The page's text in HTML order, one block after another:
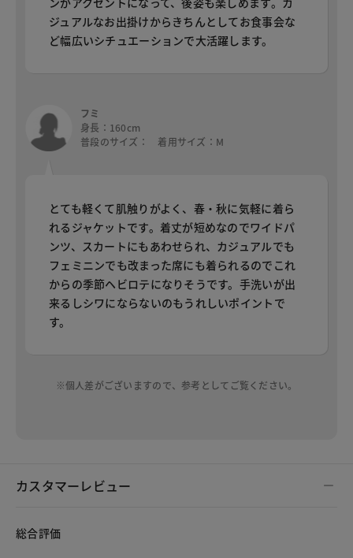
ジュアルなお出掛けからきちんとしてお食事会な
ど幅広いシチュエーションで大活躍します。
フミ
身長：160cm
普段のサイズ： 着用サイズ：M
とても軽くて肌触りがよく、春・秋に気軽に着ら
れるジャケットです。着丈が短めなのでワイドパ
ンツ、スカートにもあわせられ、カジュアルでも
フェミニンでも改まった席にも着られるのでこれ
からの季節ヘビロテになりそうです。手洗いが出
来るしシワにならないのもうれしいポイントで
す。
※個人差がございますので、参考としてご覧ください。
カスタマーレビュー
総合評価